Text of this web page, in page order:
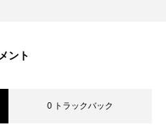
ント
0 トラックバック